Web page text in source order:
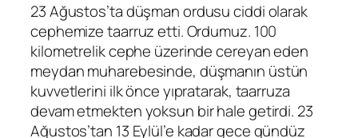
23 Ağustos’ta düşman ordusu ciddi olarak
cephemize taarruz etti. Ordumuz. 100
kilometrelik cephe üzerinde cereyan eden
meydan muharebesinde, düşmanın üstün
kuvvetlerini ilk önce yıpratarak, taarruza
devam etmekten yoksun bir hale getirdi. 23
Ağustos’tan 13 Eylül’e kadar gece gündüz